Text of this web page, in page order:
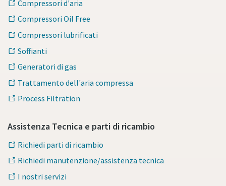
Compressori d'aria
Compressori Oil Free
Compressori lubrificati
Soffianti
Generatori di gas
Trattamento dell'aria compressa
Process Filtration
Assistenza Tecnica e parti di ricambio
Richiedi parti di ricambio
Richiedi manutenzione/assistenza tecnica
I nostri servizi